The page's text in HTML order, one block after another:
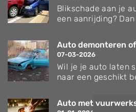
Blikschade aan je
een aanrijding?
Auto demonteren
07-03-2026
Wil je je auto laten
naar een geschikt
Auto met